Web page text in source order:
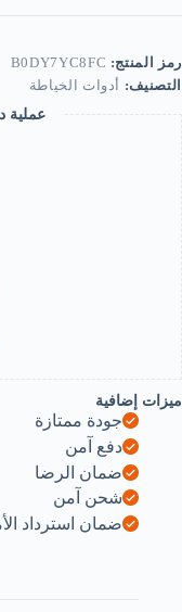
Self-
Black
Patches
on
Down
Jackets
Umbrella
Hole
Repair
No
Need
Iron
Washable
Waterproof
Clothing
Patch
Sticker
-
Befor
Buy
photos
(Black-
B0DY7YC8FC
رمز المنتج: B0DY7YC8FC
التصنيف: أدوات الخياطة
عملية
ميزات إضافية
جودة ممتازة
دفع آمن
ضمان الرضا
شحن آمن
ضمان استرداد